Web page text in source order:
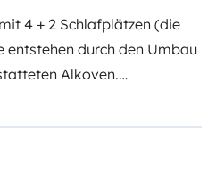
4 + 2 Schlafplätzen (die
entstehen durch den Umbau
Alkoven.
Pfannen, Bestecke, Teller
Das Fahrzeug verfügt über
befinden sich 2